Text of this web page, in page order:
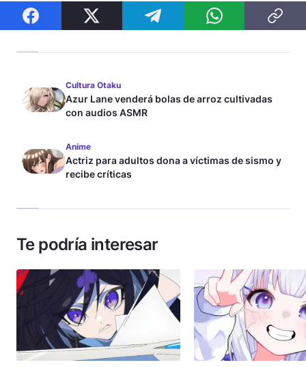
Cultura Otaku
Azur Lane venderá bolas de arroz cultivadas
con audios ASMR
Anime
Actriz para adultos dona a víctimas de sismo y
recibe críticas
Te podría interesar